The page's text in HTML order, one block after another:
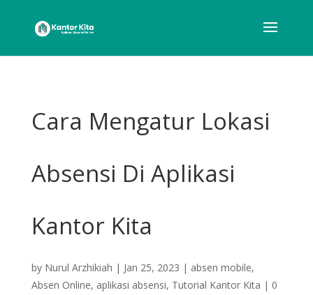
Cara Mengatur Lokasi
Absensi Di Aplikasi
Kantor Kita
by Nurul Arzhikiah | Jan 25, 2023 | absen mobile,
Absen Online, aplikasi absensi, Tutorial Kantor Kita | 0